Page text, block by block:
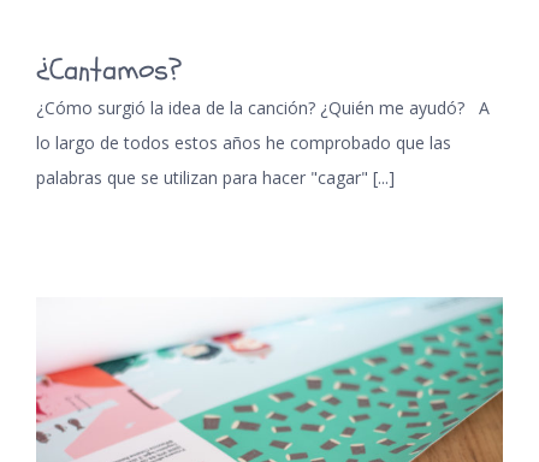
¿Cantamos?
¿Cómo surgió la idea de la canción? ¿Quién me ayudó? A
lo largo de todos estos años he comprobado que las
palabras que se utilizan para hacer "cagar" [...]